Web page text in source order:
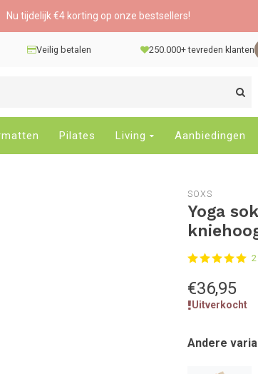
Nu tijdelijk €4 korting op onze bestsellers!
Veilig betalen 250.000+ tevreden klanten
Pilates Living Aanbiedingen
SOXS
Yoga
€36,95
Uitverkocht
Andere